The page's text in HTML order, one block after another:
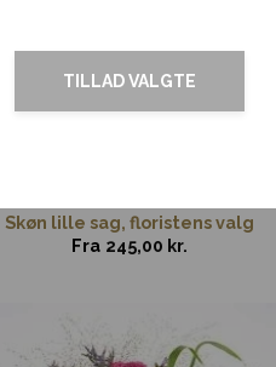
TILLAD VALGTE
Skøn lille sag, floristens valg
Fra 245,00 kr.